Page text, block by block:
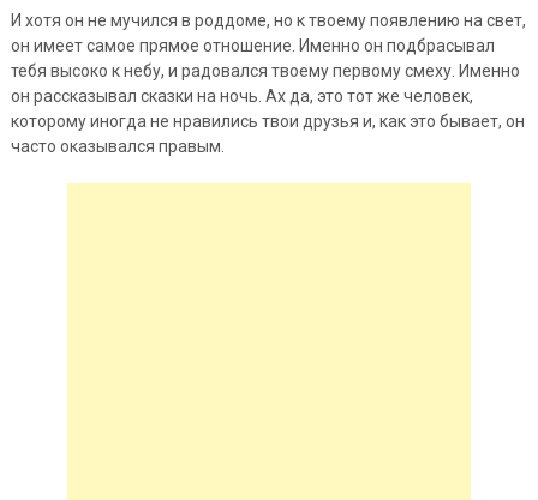
И хотя он не мучился в роддоме, но к твоему появлению на свет,
он имеет самое прямое отношение. Именно он подбрасывал
тебя высоко к небу, и радовался твоему первому смеху. Именно
он рассказывал сказки на ночь. Ах да, это тот же человек,
которому иногда не нравились твои друзья и, как это бывает, он
часто оказывался правым.